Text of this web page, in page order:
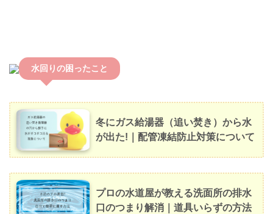
水回りの困ったこと
冬にガス給湯器（追い焚き）から水
が出た!｜配管凍結防止対策について
プロの水道屋が教える洗面所の排水
口のつまり解消｜道具いらずの方法